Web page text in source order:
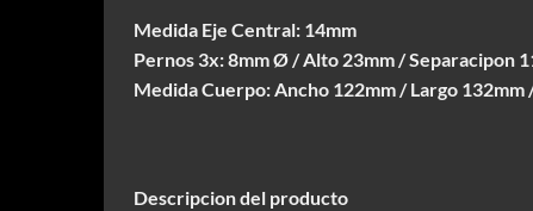
Medida Eje Central: 14mm
Pernos 3x: 8mm Ø / Alto 23mm / Separacipon
Medida Cuerpo: Ancho 122mm / Largo 132mm
Descripcion del producto